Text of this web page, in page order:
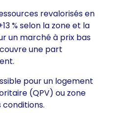
revalorisés en
% selon la zone et la
un marché à prix bas
une part
pour un logement
(QPV) ou zone
conditions.